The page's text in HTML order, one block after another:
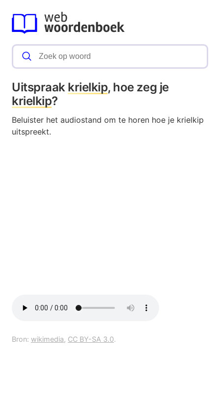
Uitspraak krielkip, hoe zeg je
krielkip?
Beluister het audiostand om te horen hoe je krielkip
uitspreekt.
Bron: wikimedia, CC BY-SA 3.0.